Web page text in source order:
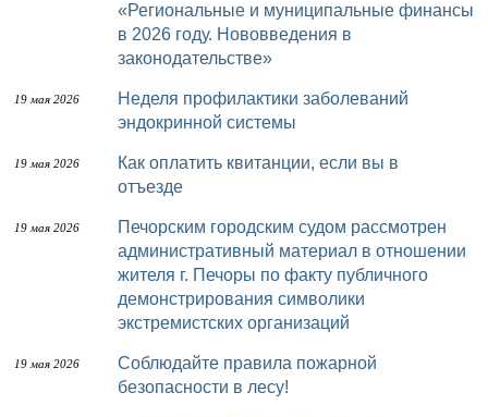
«Региональные и муниципальные финансы
в 2026 году. Нововведения в
законодательстве»
19 мая 2026
Неделя профилактики заболеваний
эндокринной системы
19 мая 2026
Как оплатить квитанции, если вы в
отъезде
19 мая 2026
Печорским городским судом рассмотрен
административный материал в отношении
жителя г. Печоры по факту публичного
демонстрирования символики
экстремистских организаций
19 мая 2026
Соблюдайте правила пожарной
безопасности в лесу!